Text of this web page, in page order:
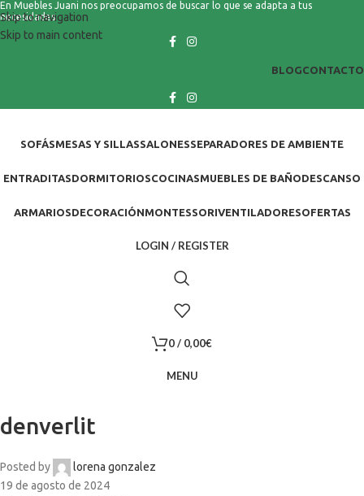
Skip to navigation
Skip to main content
En Muebles Juani nos preocupamos de buscar lo que se adapta a tus
necesidades
BLOGCONTACTO
SOFÁSMESAS Y SILLASSALONESSEPARADORES DE AMBIENTE
ENTRADITASDORMITORIOSCOCINASMUEBLES DE BAÑODESCANSO
ARMARIOSDECORACIÓNMONTESSORIVENTILADORESOFERTAS
LOGIN / REGISTER
0/ 0,00€
MENU
denverlit
Posted by
lorena gonzalez
19 de agosto de 2024